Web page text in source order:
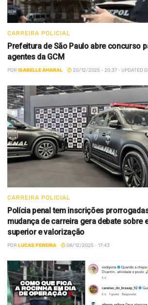
CARREIRA POLICIAL
Prefeitura de São Paulo abre concurso
agentes da GCM
POR ISABELLE AMARAL 20/12/2025 - 20:37 - UPDATED
CARREIRA POLICIAL
Polícia penal tem inscrições
mudança de carreira gera debate sobre
superior e valorização
POR LUCAS PEREIRA 08/12/2025 - 17:43